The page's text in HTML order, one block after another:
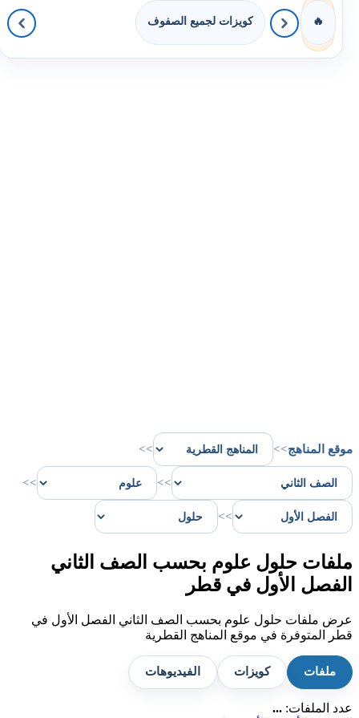
🔥 كويزات لجميع الصفوف
موقع المناهج>>
>>
>>
>>
>>
ملفات حلول علوم بحسب الصف الثاني
الفصل الأول في قطر
عرض ملفات حلول علوم بحسب الصف الثاني الفصل الأول في
قطر المتوفرة في موقع المناهج القطرية
ملفات كويزات الفيديوهات
عدد الملفات: ...